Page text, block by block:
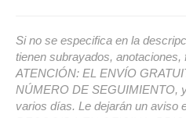
Si no se especifica en la
tienen subrayados,
ATENCIÓN: EL ENVÍO
NÚMERO DE SEGUIMIENTO,
varios días. Le dejarán un aviso